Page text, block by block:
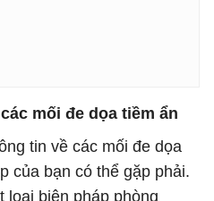
mối đe dọa tiềm ẩn
tin về các mối đe dọa
của bạn có thể gặp phải.
loại biện pháp phòng